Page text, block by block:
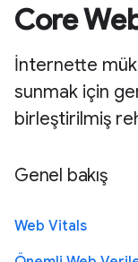
Core
İnternette
sunmak için
birleştirilmiş
Genel bakış
Web Vitals